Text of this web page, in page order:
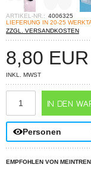
ARTIKEL-NR.: 4006325
LIEFERUNG IN 20-25
ZZGL. VERSANDKOSTEN
8,80 EUR
INKL. MWST
Personen
EMPFOHLEN VON